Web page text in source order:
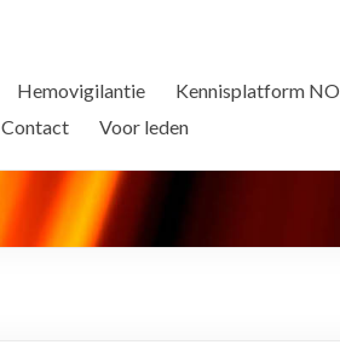
Hemovigilantie Kennisplatform NO
Contact Voor leden